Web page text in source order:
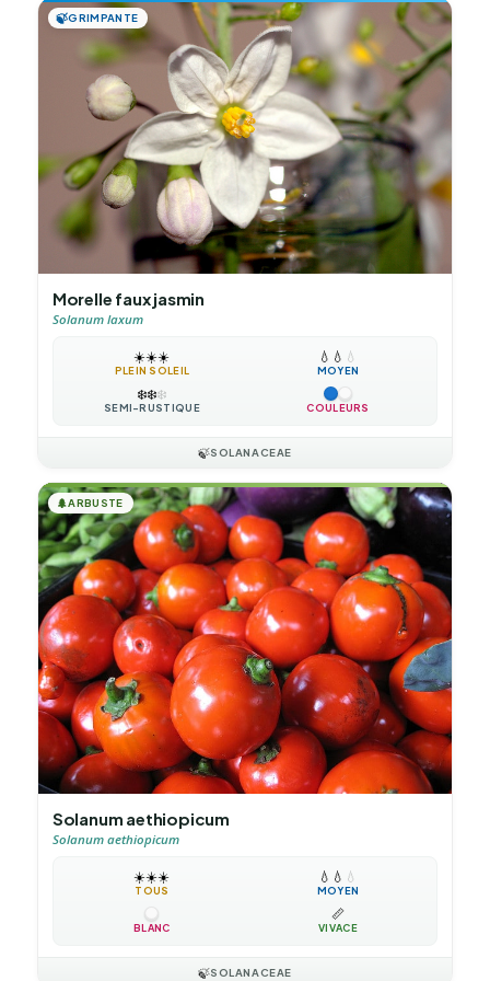
🍃GRIMPANTE
Morelle faux jasmin
Solanum laxum
☀️☀️☀️
PLEIN SOLEIL
💧 💧 💧
MOYEN
❄️❄️❄️
SEMI-RUSTIQUE COULEURS
🍃SOLANACEAE
🌲ARBUSTE
Solanum aethiopicum
Solanum aethiopicum
☀️☀️☀️
TOUS
💧 💧 💧
MOYEN
BLANC
📏
VIVACE
🍃SOLANACEAE